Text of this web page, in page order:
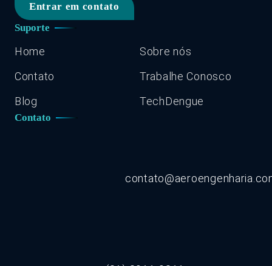
Entrar em contato
Suporte
Home
Sobre nós
Contato
Trabalhe Conosco
Blog
TechDengue
Contato